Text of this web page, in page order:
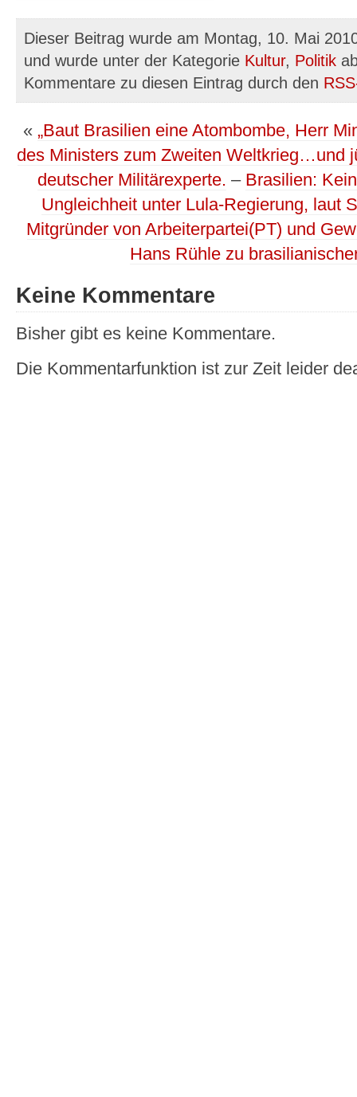
Dieser Beitrag wurde am Montag, 10. Mai
und wurde unter der Kategorie Kultur, Politik
Kommentare zu diesen Eintrag durch den
« „Baut Brasilien eine Atombombe, Herr
des Ministers zum Zweiten Weltkrieg…und
deutscher Militärexperte. – Brasilien:
Ungleichheit unter Lula-Regierung, laut
Mitgründer von Arbeiterpartei(PT) und
Hans Rühle zu
Keine Kommentare
Bisher gibt es keine Kommentare.
Die Kommentarfunktion ist zur Zeit leider